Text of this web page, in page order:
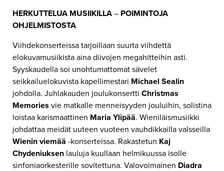
HERKUTTELUA MUSIIKILLA– POIMINTOJA
OHJELMISTOSTA
Viihdekonserteissa tarjoillaan suurta viihdettä
elokuvamusiikista aina diivojen megahitteihin asti.
Syyskaudella soi unohtumattomat sävelet
seikkailuelokuvista kapellimestari Michael Sealin
johdolla. Juhlakauden joulukonsertti Christmas
Memories vie matkalle menneisyyden jouluihin, solistina
loistaa karismaattinen Maria Ylipää. Wieniläismusiikki
johdattaa meidät uuteen vuoteen vauhdikkailla valsseilla
Wienin viemää -konserteissa. Rakastetun Kaj
Chydeniuksen lauluja kuullaan helmikuussa isolle
sinfoniaorkesterille sovitettuna. Valovoimainen Diadra